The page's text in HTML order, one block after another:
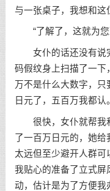
与一张桌子，我想和这
“了解了，这就为您
女仆的话还没有说
码假纹身上扫描了一下
万不是什么大数字，
日元了，五百万我都认。
很快，女仆就帮我
了一百万日元的，她
太远但至少避开人群
我贴心的准备了立式屏
动，估计是为了方便我